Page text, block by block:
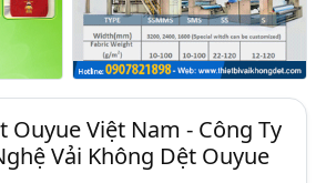
Ouyue Việt Nam - Công Ty
Vải Không Dệt Ouyue